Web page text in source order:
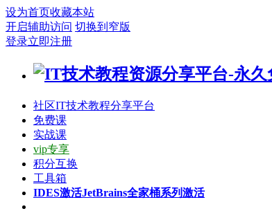
设为首页收藏本站
开启辅助访问 切换到窄版
登录立即注册
社区IT技术教程分享平台
免费课
实战课
vip专享
积分互换
工具箱
IDES激活JetBrains全家桶系列激活